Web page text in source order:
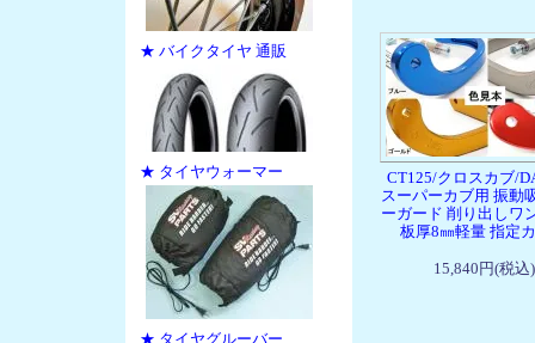
★ バイクタイヤ 通販
★ タイヤウォーマー
★ タイヤグルーバー
CT125/クロスカブ/
スーパーカブ用 振動
ーガード 削り出しワ
板厚8㎜軽量 指定
15,840円(税込)